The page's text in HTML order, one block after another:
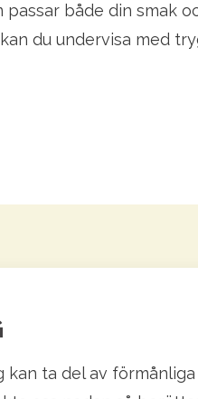
passar både din smak
du undervisa med
ta del av förmånliga